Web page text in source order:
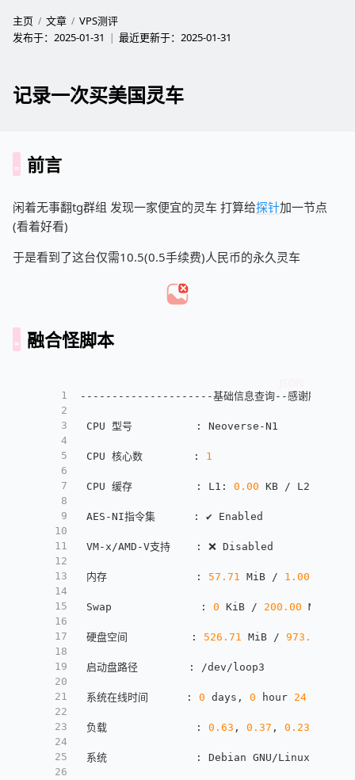
主页 文章
VPS测评
发布于： 2025-01-31 最近更新于： 2025-01-31
记录一次买美国灵车
前言
闲着无事翻tg群组 发现一家便宜的灵车 打算给探针加一节点
(看着好看)
于是看到了这台仅需10.5(0.5手续费)人民币的永久灵车
融合怪脚本
1
2
3
4
5
6
7
8
9
10
11
12
13
14
15
16
17
18
19
20
21
22
23
24
25
26
---------------------基础信息查询--感谢所有
CPU 型号 : Neoverse-N1
CPU 核心数 : 1
CPU 缓存 : L1 : 0.00 KB / L2
AES-NI指令集 : ✔ Enabled
VM-x/AMD-V支持 : ❌ Disabled
内存 : 57.71 MiB / 1.00
Swap : 0 KiB / 200.00 MiB
硬盘空间 : 526.71 MiB / 973.42
启动盘路径 : /dev/loop3
系统在线时间 : 0 days , 0 hour 24
负载 : 0.63 , 0.37 , 0.23
系统 : Debian GNU/Linux